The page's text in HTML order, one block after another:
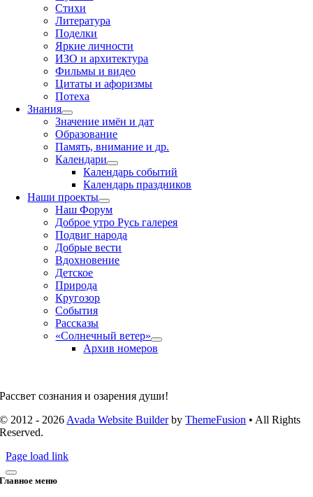
Стихи
Литература
Поделки
Яркие личности
ИЗО и архитектура
Фильмы и видео
Цитаты и афоризмы
Потеха
Знания
Значение имён и дат
Образование
Память, внимание и др.
Календари
Календарь событий
Календарь праздников
Наши проекты
Наш Форум
Доброе утро Русь галерея
Подвиг народа
Добрые вести
Вдохновение
Детское
Природа
Кругозор
События
Рассказы
«Солнечный ветер»
Архив номеров
Рассвет сознания и озарения души!
© 2012 - 2026 Avada Website BuilderbyThemeFusion • All Rights
Reserved.
Page load link
Главное меню